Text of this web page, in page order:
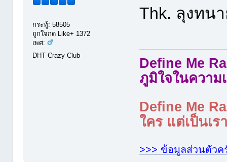
กระทู้: 58505
ถูกใจกด Like+ 1372
เพศ:
DHT Crazy Club
Thk. ลุงทน
Define Me
ภูมิใจในความ
Define Me
ใคร แต่เป็นเ
>>> ข้อมูลส่วนตัวค